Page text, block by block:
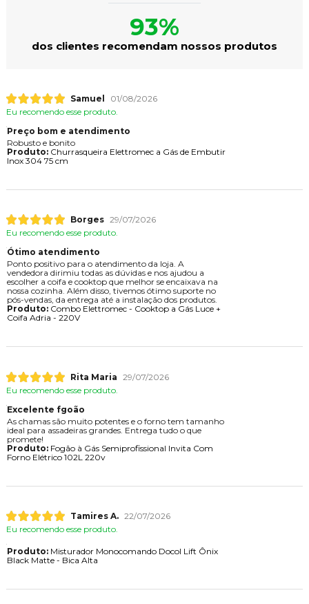
93%
dos clientes recomendam nossos produtos
Samuel
01/08/2026
Eu recomendo esse produto.
Preço bom e atendimento
Robusto e bonito
Produto:Churrasqueira Elettromec a Gás de Embutir
Inox 304 75 cm
Borges 29/07/2026
Eu recomendo esse produto.
Ótimo atendimento
Ponto positivo para o atendimento da loja. A
vendedora dirimiu todas as dúvidas e nos ajudou a
escolher a coifa e cooktop que melhor se encaixava na
nossa cozinha. Além disso, tivemos ótimo suporte no
pós-vendas, da entrega até a instalação dos produtos.
Produto:Combo Elettromec - Cooktop a Gás Luce +
Coifa Adria - 220V
Rita Maria 29/07/2026
Eu recomendo esse produto.
Excelente fgoão
As chamas são muito potentes e o forno tem tamanho
ideal para assadeiras grandes. Entrega tudo o que
promete!
Produto:Fogão à Gás Semiprofissional Invita Com
Forno Elétrico 102L 220v
Tamires A. 22/07/2026
Eu recomendo esse produto.
Produto:Misturador Monocomando Docol Lift Ônix
Black Matte - Bica Alta